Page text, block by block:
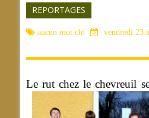
REPORTAGES
aucun mot clé vendredi 23
Le rut chez le chevreuil